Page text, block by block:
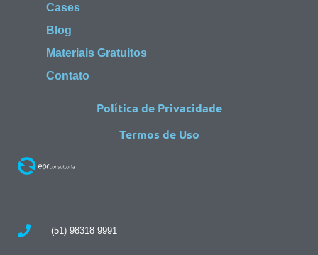
Cases
Blog
Materiais Gratuitos
Contato
Política de Privacidade
Termos de Uso
(51) 98318 9991